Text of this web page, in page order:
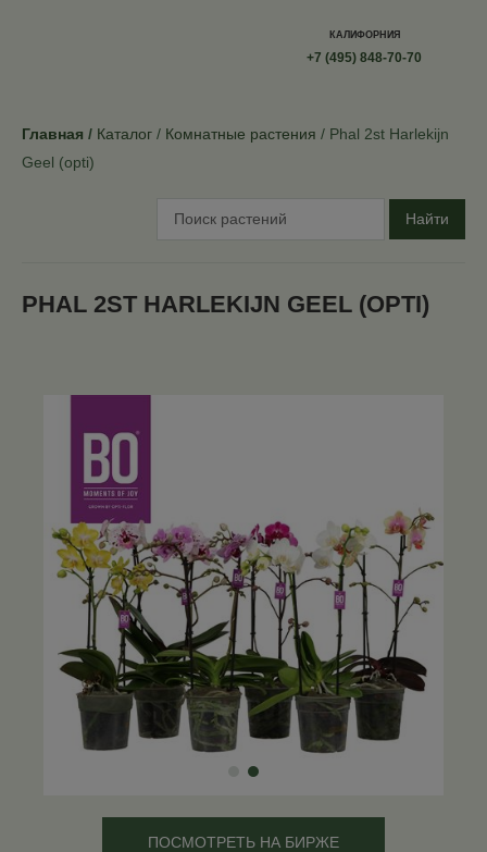
КАЛИФОРНИЯ
+7 (495) 848-70-70
Главная Каталог Комнатные растения
Phal 2st Harlekijn
Geel (opti)
Найти
PHAL 2ST HARLEKIJN GEEL (OPTI)
ПОСМОТРЕТЬ НА БИРЖЕ